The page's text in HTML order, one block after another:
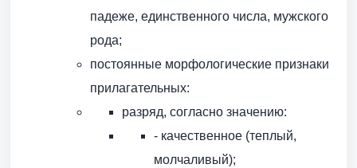
падеже, единственного числа, мужского
рода;
постоянные морфологические признаки
прилагательных:
разряд, согласно значению:
- качественное (теплый,
молчаливый);